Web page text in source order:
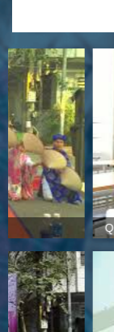
Quy mô, cách